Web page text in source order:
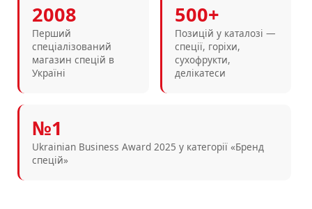
2008
Перший
спеціалізований
магазин спецій в
Україні
500+
Позицій у каталозі —
спеції, горіхи,
сухофрукти,
делікатеси
№1
Ukrainian Business Award 2025 у категорії «Бренд
спецій»